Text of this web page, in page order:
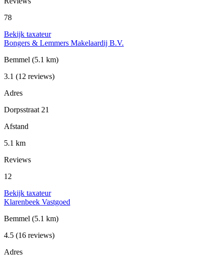
78
Bekijk taxateur
Bongers & Lemmers Makelaardij B.V.
Bemmel (5.1 km)
3.1 (12 reviews)
Adres
Dorpsstraat 21
Afstand
5.1 km
Reviews
12
Bekijk taxateur
Klarenbeek Vastgoed
Bemmel (5.1 km)
4.5 (16 reviews)
Adres